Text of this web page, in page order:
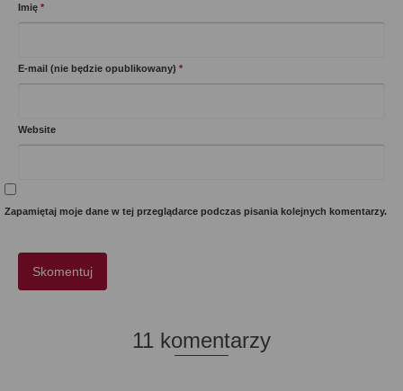
Imię *
E-mail (nie będzie opublikowany) *
Website
Zapamiętaj moje dane w tej przeglądarce podczas pisania kolejnych komentarzy.
11 komentarzy